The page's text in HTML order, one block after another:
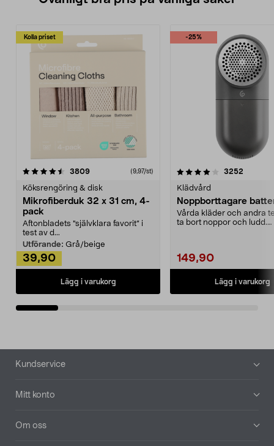
Kolla priset
3809recensioner (9,97/st)
Köksrengöring & disk
Mikrofiberduk 32 x 31 cm, 4-
pack
Aftonbladets "självklara favorit” i
test av d...
Utförande: Grå/beige
39,90
Lägg i varukorg
-25%
4.0av 5 stjärnor 3252
Klädvård
Noppborttagare
Vårda kläder och andra
ta bort noppor och ludd.
149,90
Lägg i varukorg
4.5av 5 stjärnor
Sidfot
Kundservice
Mitt konto
Om oss